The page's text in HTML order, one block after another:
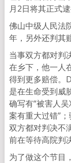
月2日将其正式逮
佛山中级人民法
年，另外还判其
当事双方都对判
在乡下，他一人
得到更多赔偿。
是在生命受到威
确写有“被害人
案有重大过错”
双方都对判决不
前在等待高院判决
为了做这个节目